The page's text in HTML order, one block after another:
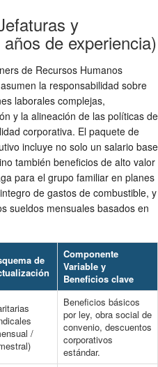
y
de experiencia)
de Recursos Humanos
la responsabilidad sobre
laborales complejas,
y la alineación de las políticas de
corporativa. El paquete de
incluye no solo un salario base
también beneficios de alto valor
para el grupo familiar en planes
de gastos de combustible, y
sueldos mensuales basados en
de
Componente
Variable y
Beneficios clave
/
Beneficios básicos
por ley, obra social de
convenio, descuentos
corporativos
estándar.